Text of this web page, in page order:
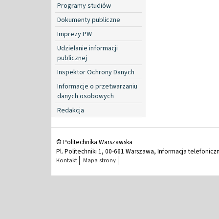
Programy studiów
Dokumenty publiczne
Imprezy PW
Udzielanie informacji
publicznej
Inspektor Ochrony Danych
Informacje o przetwarzaniu
danych osobowych
Redakcja
© Politechnika Warszawska
Pl. Politechniki 1, 00-661 Warszawa, Informacja
Kontakt Mapa strony